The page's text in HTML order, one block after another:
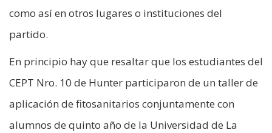
como así en otros lugares o instituciones del
partido.
En principio hay que resaltar que los estudiantes del
CEPT Nro. 10 de Hunter participaron de un taller de
aplicación de fitosanitarios conjuntamente con
alumnos de quinto año de la Universidad de La